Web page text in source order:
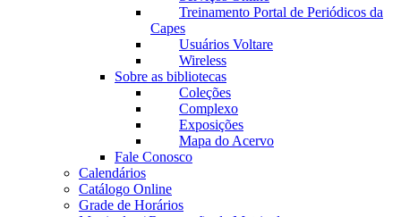
Treinamento Portal de Periódicos da
Capes
Usuários Voltare
Wireless
Sobre as bibliotecas
Coleções
Complexo
Exposições
Mapa do Acervo
Fale Conosco
Calendários
Catálogo Online
Grade de Horários